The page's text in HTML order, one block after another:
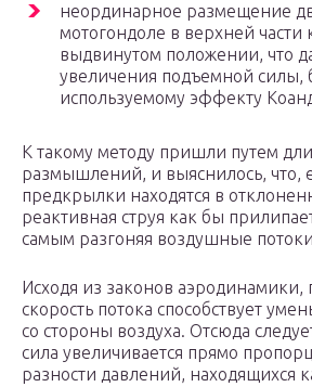
неординарное размещение
мотогондоле в верхней части
выдвинутом положении, что
увеличения подъемной силы,
используемому эффекту
К такому методу пришли путем
размышлений, и выяснилось, что,
предкрылки находятся в
реактивная струя как бы
самым разгоняя воздушные
Исходя из законов
скорость потока способствует
со стороны воздуха. Отсюда
сила увеличивается прямо
разности давлений, находящихся